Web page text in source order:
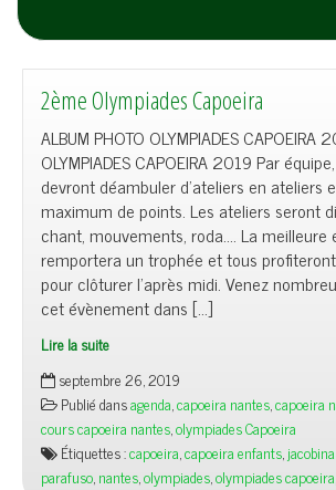
2ème Olympiades Capoeira
ALBUM PHOTO OLYMPIADES CAPOEIRA
OLYMPIADES CAPOEIRA 2019 Par
devront déambuler d’ateliers en ateliers
maximum de points. Les ateliers seront
chant, mouvements, roda…. La meilleure
remportera un trophée et tous
pour clôturer l’après midi. Venez
cet évènement dans […]
Lire la suite
septembre 26, 2019
Publié dansagenda,capoeira nantes,capoeira
cours capoeira nantes,olympiades Capoeira
Étiquettes :capoeira,capoeira enfants,
parafuso,nantes,olympiades,olympiades capoeira